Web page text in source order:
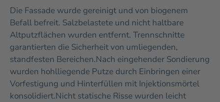
Die Fassade wurde gereinigt und von biogenem
Befall befreit. Salzbelastete und nicht haltbare
Altputzflächen wurden entfernt. Trennschnitte
garantierten die Sicherheit von umliegenden,
standfesten Bereichen.Nach eingehender Sondierung
wurden hohlliegende Putze durch Einbringen einer
Vorfestigung und Hinterfüllen mit Injektionsmörtel
konsolidiert.Nicht statische Risse wurden leicht